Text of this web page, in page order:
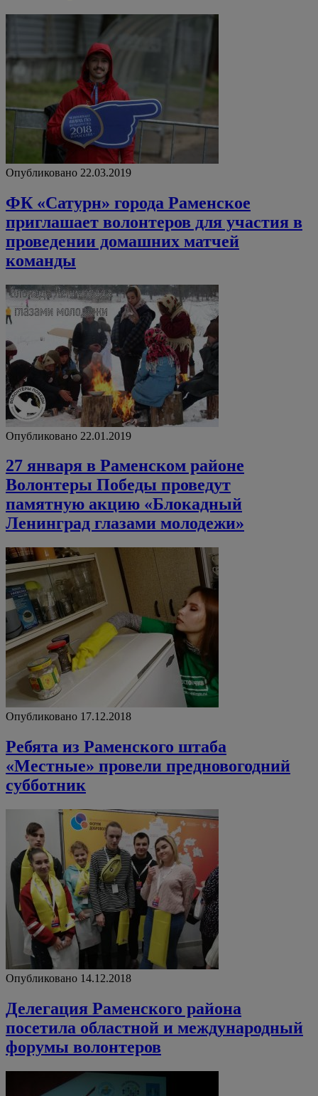
Опубликовано 22.03.2019
ФК «Сатурн» города Раменское
приглашает волонтеров для участия в
проведении домашних матчей
команды
Опубликовано 22.01.2019
27 января в Раменском районе
Волонтеры Победы проведут
памятную акцию «Блокадный
Ленинград глазами молодежи»
Опубликовано 17.12.2018
Ребята из Раменского штаба
«Местные» провели предновогодний
субботник
Опубликовано 14.12.2018
Делегация Раменского района
посетила областной и международный
форумы волонтеров